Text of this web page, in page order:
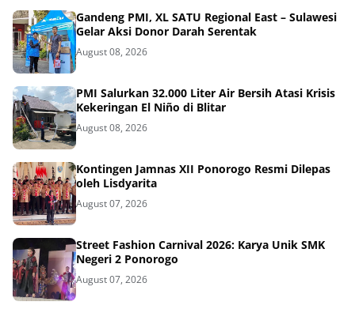
Gandeng PMI, XL SATU Regional East – Sulawesi
Gelar Aksi Donor Darah Serentak
August 08, 2026
PMI Salurkan 32.000 Liter Air Bersih Atasi Krisis
Kekeringan El Niño di Blitar
August 08, 2026
Kontingen Jamnas XII Ponorogo Resmi Dilepas
oleh Lisdyarita
August 07, 2026
Street Fashion Carnival 2026: Karya Unik SMK
Negeri 2 Ponorogo
August 07, 2026